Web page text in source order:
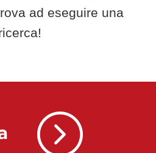
ad eseguire una